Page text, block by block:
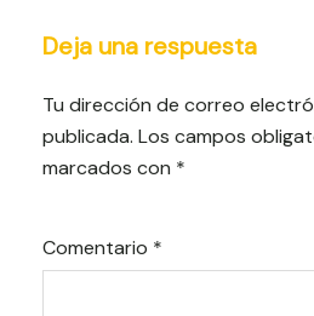
Deja una respuesta
Tu dirección de correo
publicada. Los campos
marcados con *
Comentario *